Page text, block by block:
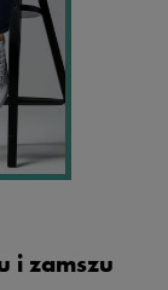
i zamszu